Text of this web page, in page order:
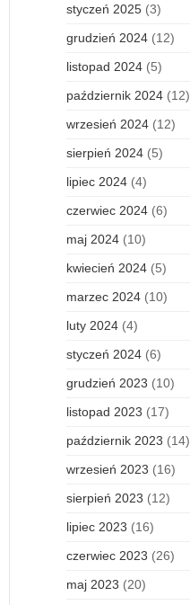
styczeń 2025 (3)
grudzień 2024 (12)
listopad 2024 (5)
październik 2024 (12)
wrzesień 2024 (12)
sierpień 2024 (5)
lipiec 2024 (4)
czerwiec 2024 (6)
maj 2024 (10)
kwiecień 2024 (5)
marzec 2024 (10)
luty 2024 (4)
styczeń 2024 (6)
grudzień 2023 (10)
listopad 2023 (17)
październik 2023 (14)
wrzesień 2023 (16)
sierpień 2023 (12)
lipiec 2023 (16)
czerwiec 2023 (26)
maj 2023 (20)